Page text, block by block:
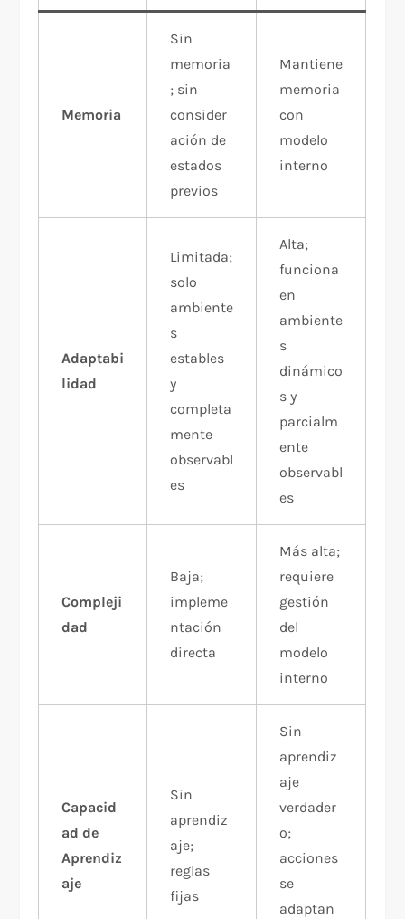
Memoria
Sin
memoria
; sin
consider
ación de
estados
previos
Mantiene
memoria
con
modelo
interno
Adaptabi
lidad
Limitada;
solo
ambiente
s
estables
y
completa
mente
observabl
es
Alta;
funciona
en
ambiente
s
dinámico
s y
parcialm
ente
observabl
es
Compleji
dad
Baja;
impleme
ntación
directa
Más alta;
requiere
gestión
del
modelo
interno
Capacid
ad de
Aprendiz
aje
Sin
aprendiz
aje;
reglas
fijas
Sin
aprendiz
aje
verdader
o;
acciones
se
adaptan